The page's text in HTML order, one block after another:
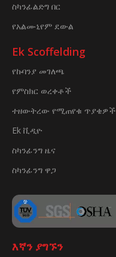
ስካንፊልድግ በር
የአልሙኒየም ደውል
Ek Scoffelding
የኩባንያ መገለጫ
የምስክር ወረቀቶች
ተዘውትረው የሚጠየቁ ጥያቄዎች
Ek ቪዲዮ
ስካንፊንግ ዜና
ስካንፊንግ ዋጋ
እኛን ያግኙን